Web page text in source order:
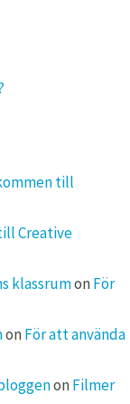
till
Creative
klassrumon För
on För att använda
on Filmer